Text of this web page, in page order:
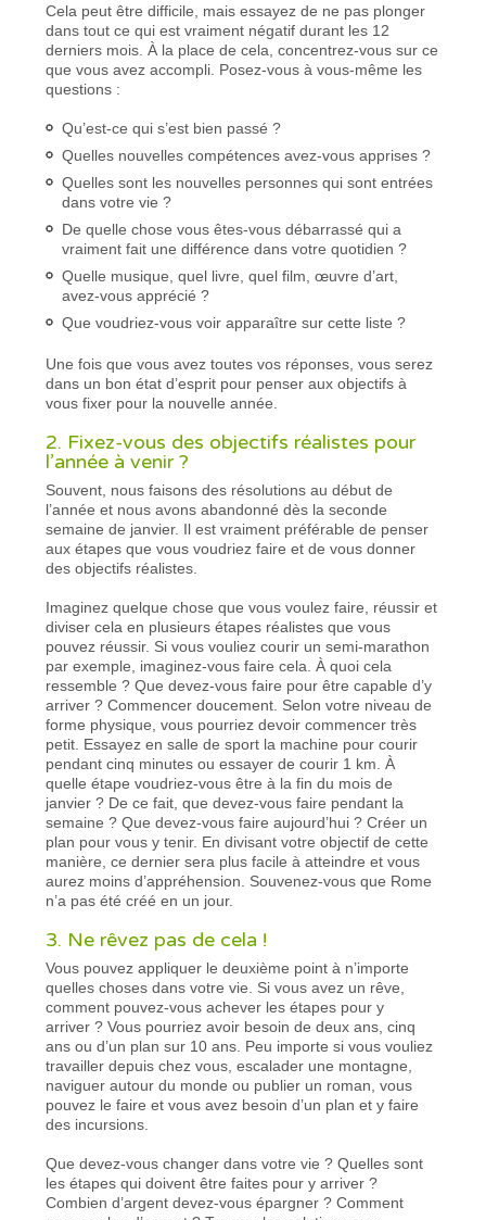
Cela peut être difficile, mais essayez de ne pas plonger
dans tout ce qui est vraiment négatif durant les 12
derniers mois. À la place de cela, concentrez-vous sur ce
que vous avez accompli. Posez-vous à vous-même les
questions :
Qu’est-ce qui s’est bien passé ?
Quelles nouvelles compétences avez-vous apprises ?
Quelles sont les nouvelles personnes qui sont entrées
dans votre vie ?
De quelle chose vous êtes-vous débarrassé qui a
vraiment fait une différence dans votre quotidien ?
Quelle musique, quel livre, quel film, œuvre d’art,
avez-vous apprécié ?
Que voudriez-vous voir apparaître sur cette liste ?
Une fois que vous avez toutes vos réponses, vous serez
dans un bon état d’esprit pour penser aux objectifs à
vous fixer pour la nouvelle année.
2. Fixez-vous des objectifs réalistes pour
l’année à venir ?
Souvent, nous faisons des résolutions au début de
l’année et nous avons abandonné dès la seconde
semaine de janvier. Il est vraiment préférable de penser
aux étapes que vous voudriez faire et de vous donner
des objectifs réalistes.
Imaginez quelque chose que vous voulez faire, réussir et
diviser cela en plusieurs étapes réalistes que vous
pouvez réussir. Si vous vouliez courir un semi-marathon
par exemple, imaginez-vous faire cela. À quoi cela
ressemble ? Que devez-vous faire pour être capable d’y
arriver ? Commencer doucement. Selon votre niveau de
forme physique, vous pourriez devoir commencer très
petit. Essayez en salle de sport la machine pour courir
pendant cinq minutes ou essayer de courir 1 km. À
quelle étape voudriez-vous être à la fin du mois de
janvier ? De ce fait, que devez-vous faire pendant la
semaine ? Que devez-vous faire aujourd’hui ? Créer un
plan pour vous y tenir. En divisant votre objectif de cette
manière, ce dernier sera plus facile à atteindre et vous
aurez moins d’appréhension. Souvenez-vous que Rome
n’a pas été créé en un jour.
3. Ne rêvez pas de cela !
Vous pouvez appliquer le deuxième point à n’importe
quelles choses dans votre vie. Si vous avez un rêve,
comment pouvez-vous achever les étapes pour y
arriver ? Vous pourriez avoir besoin de deux ans, cinq
ans ou d’un plan sur 10 ans. Peu importe si vous vouliez
travailler depuis chez vous, escalader une montagne,
naviguer autour du monde ou publier un roman, vous
pouvez le faire et vous avez besoin d’un plan et y faire
des incursions.
Que devez-vous changer dans votre vie ? Quelles sont
les étapes qui doivent être faites pour y arriver ?
Combien d’argent devez-vous épargner ? Comment